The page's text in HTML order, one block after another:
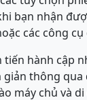
bạn nhận
các công
tiến hành cập
thông
máy chủ và